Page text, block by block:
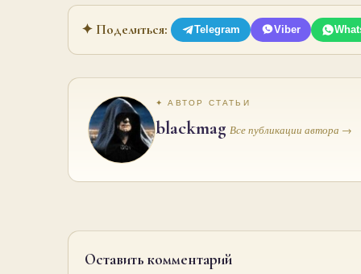
✦ Поделиться: Telegram Viber
✦ АВТОР СТАТЬИ
blackmag Все публикации автора →
Оставить комментарий